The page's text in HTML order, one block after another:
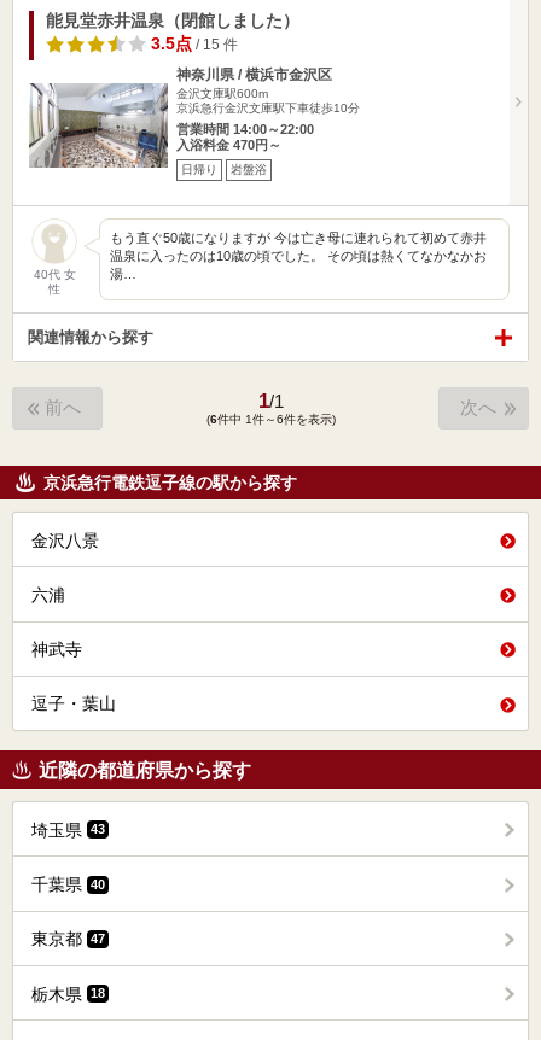
能見堂赤井温泉（閉館しました）
3.5点 / 15 件
神奈川県 / 横浜市金沢区
金沢文庫駅600m
京浜急行金沢文庫駅下車徒歩10分
営業時間 14:00～22:00
入浴料金 470円～
日帰り 岩盤浴
40代 女
性
もう直ぐ50歳になりますが 今は亡き母に連れられて初めて赤井
温泉に入ったのは10歳の頃でした。 その頃は熱くてなかなかお
湯…
関連情報から探す
前へ 1/1
(6件中 1件～6件を表示)
次へ
京浜急行電鉄逗子線の駅から探す
金沢八景
六浦
神武寺
逗子・葉山
近隣の都道府県から探す
埼玉県 43
千葉県 40
東京都 47
栃木県 18